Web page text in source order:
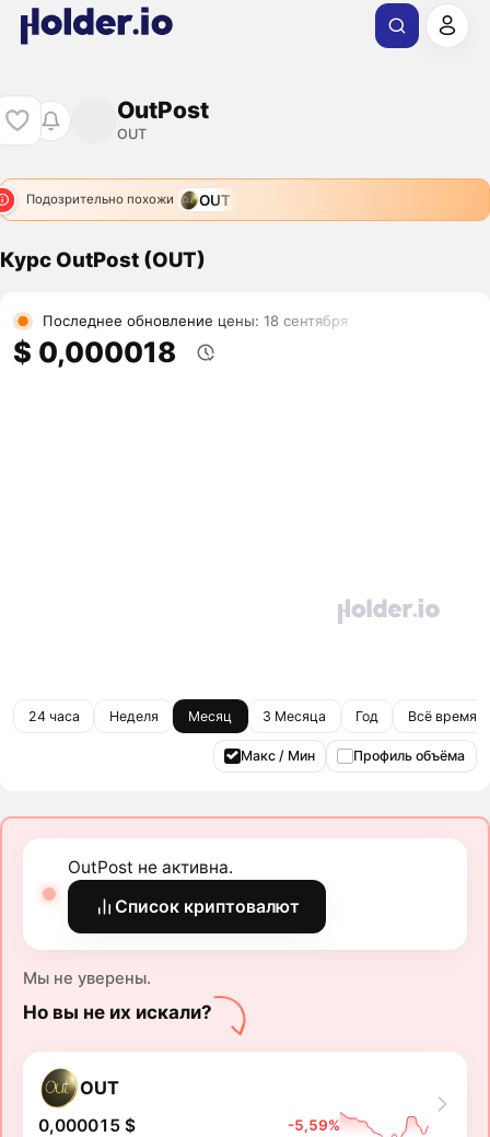
OutPost
OUT
Подозрительно похожи OUT
Курс OutPost (OUT)
Последнее обновление цены: 18 сентября
$ 0,000018
24 часа Неделя Месяц 3 Месяца Год Всё время
Макс / Мин Профиль объёма
OutPost не активна.
Список криптовалют
Мы не уверены.
Но вы не их искали?
OUT
0,000015 $ -5,59%